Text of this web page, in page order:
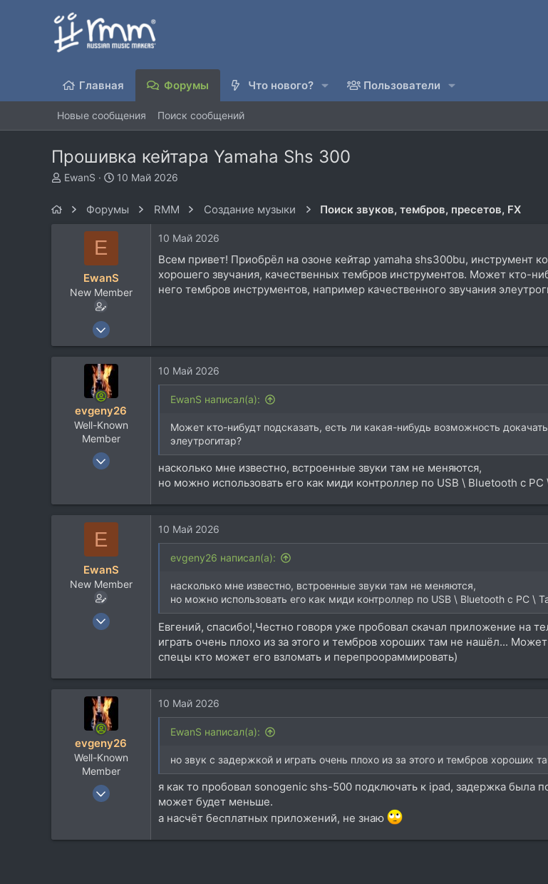
Главная Форумы Что нового? Пользователи
Новые сообщения Поиск сообщений
Прошивка кейтара Yamaha Shs 300
А
EwanS
Д
а
н
а
л
а
10 Май 2026
Форумы RMM Создание музыки Поиск звуков, тембров, пресетов, FX
E
EwanS
New Member
10 Май 2026
10 Май 2026
Всем привет! Приобрёл на озоне кейтар yamaha shs300bu, инструмент
хорошего звучания, качественных тембров инструментов. Может кто-
него тембров инструментов, например качественного звучания
evgeny26
Well-Known
Member
9 Мар 2006
10 Май 2026
EwanS написал(а):
Может кто-нибудт подсказать, есть ли какая-нибудь возможность
элеутрогитар?
насколько мне известно, встроенные звуки там не меняются,
но можно использовать его как миди контроллер по USB \ Bluetooth с PC
E
EwanS
New Member
10 Май 2026
41
10 Май 2026
evgeny26 написал(а):
насколько мне известно, встроенные звуки там не меняются,
но можно использовать его как миди контроллер по USB \ Bluetooth с PC \
Евгений, спасибо!,Честно говоря уже пробовал скачал приложение на
играть очень плохо из за этого и тембров хороших там не нашёл...
спецы кто может его взломать и перепроораммировать)
evgeny26
Well-Known
Member
9 Мар 2006
113
10 Май 2026
EwanS написал(а):
но звук с задержкой и играть очень плохо из за этого и тембров хороших
я как то пробовал sonogenic shs-500 подключать к ipad, задержка была
может будет меньше.
а насчёт бесплатных приложений, не знаю